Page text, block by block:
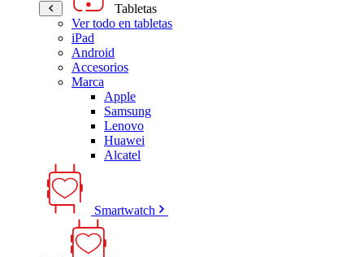
Tabletas
Ver todo en tabletas
iPad
Android
Accesorios
Marca
Apple
Samsung
Lenovo
Huawei
Alcatel
Smartwatch